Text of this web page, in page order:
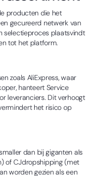
producten die het
gecureerd netwerk van
selectieproces plaatsvindt
tot het platform.
zoals AliExpress, waar
hanteert Service
leveranciers. Dit verhoogt
het risico op
dan bij giganten als
of CJdropshipping (met
worden gezien als een